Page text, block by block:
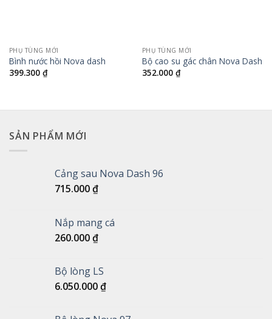
PHỤ TÙNG MỚI
Bình nước hồi Nova dash
399.300 ₫
PHỤ TÙNG MỚI
Bộ cao su gác chân Nova Dash
352.000 ₫
SẢN PHẨM MỚI
Cảng sau Nova Dash 96
715.000₫
Nắp mang cá
260.000₫
Bộ lòng LS
6.050.000₫